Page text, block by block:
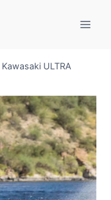
Kawasaki ULTRA